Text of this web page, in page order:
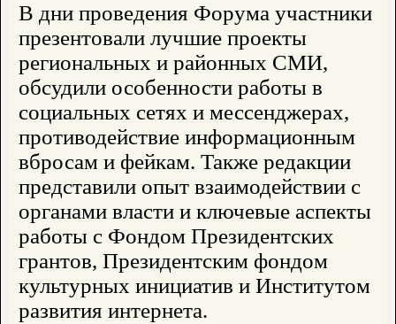
В дни проведения Форума участники
презентовали лучшие проекты
региональных и районных СМИ,
обсудили особенности работы в
социальных сетях и мессенджерах,
противодействие информационным
вбросам и фейкам. Также редакции
представили опыт взаимодействии с
органами власти и ключевые аспекты
работы с Фондом Президентских
грантов, Президентским фондом
культурных инициатив и Институтом
развития интернета.